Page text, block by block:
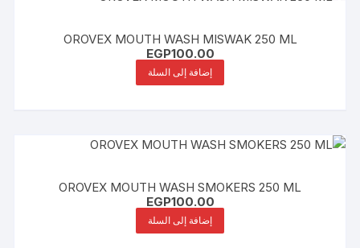
OROVEX MOUTH WASH MISWAK 250 ML
EGP100.00
إضافة إلى السلة
OROVEX MOUTH WASH SMOKERS 250 ML
EGP100.00
إضافة إلى السلة